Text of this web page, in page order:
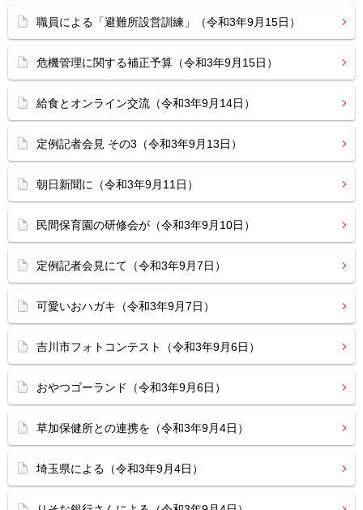
職員による「避難所設営訓練」（令和3年9月15日）
危機管理に関する補正予算（令和3年9月15日）
給食とオンライン交流（令和3年9月14日）
定例記者会見 その3（令和3年9月13日）
朝日新聞に（令和3年9月11日）
民間保育園の研修会が（令和3年9月10日）
定例記者会見にて（令和3年9月7日）
可愛いおハガキ（令和3年9月7日）
吉川市フォトコンテスト（令和3年9月6日）
おやつゴーランド（令和3年9月6日）
草加保健所との連携を（令和3年9月4日）
埼玉県による（令和3年9月4日）